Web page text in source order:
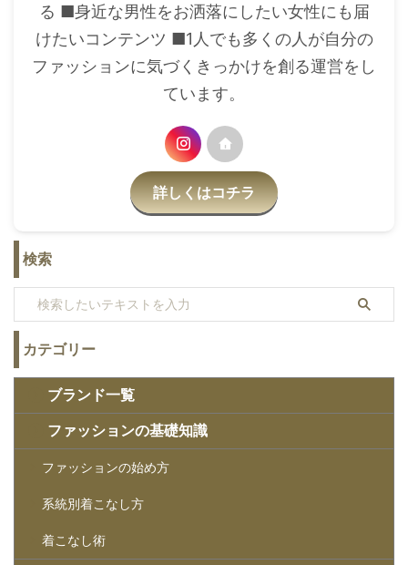
る ■身近な男性をお洒落にしたい女性にも届
けたいコンテンツ ■1人でも多くの人が自分の
ファッションに気づくきっかけを創る運営をし
ています。
詳しくはコチラ
検索
カテゴリー
ブランド一覧
ファッションの基礎知識
ファッションの始め方
系統別着こなし方
着こなし術